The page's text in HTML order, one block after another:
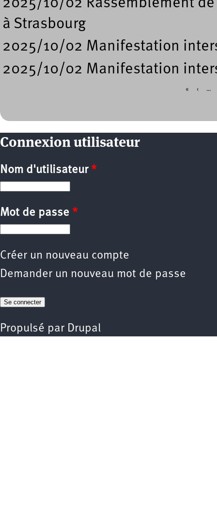
2025/10/02 Rassemblement
à Strasbourg
2025/10/02 Manifestation
2025/10/02 Manifestation
« ‹ …
Connexion utilisateur
Nom d'utilisateur *
Mot de passe *
Créer un nouveau compte
Demander un nouveau mot de passe
Propulsé par Drupal